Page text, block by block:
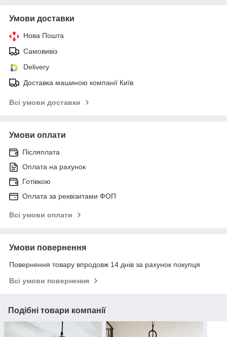
Умови доставки
Нова Пошта
Самовивіз
Delivery
Доставка машиною компанії Київ
Всі умови доставки
Умови оплати
Післяплата
Оплата на рахунок
Готівкою
Оплата за реквізитами ФОП
Всі умови оплати
Умови повернення
Повернення товару впродовж 14 днів за рахунок покупця
Всі умови повернення
Подібні товари компанії